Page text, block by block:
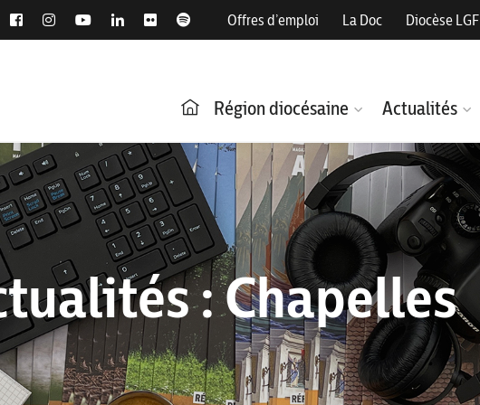
Offres d’emploi La Doc Diocèse LGF
Région diocésaine Actualités
: Chapelles